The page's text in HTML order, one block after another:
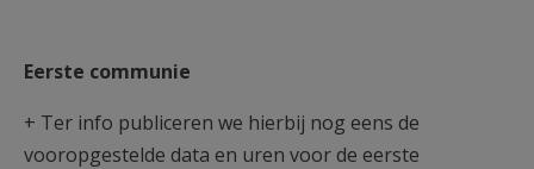
AANMELDEN OF REGISTREREN
Eerste communie
+ Ter info publiceren we hierbij nog eens de
vooropgestelde data en uren voor de eerste